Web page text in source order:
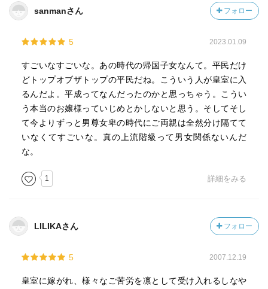
sanmanさん フォロー
5 2023.01.09
すごいなすごいな。あの時代の帰国子女なんて。平民だけ
どトップオブザトップの平民だね。こういう人が皇室に入
るんだよ。平成ってなんだったのかと思っちゃう。こうい
う本当のお嬢様っていじめとかしないと思う。そしてそし
て今よりずっと男尊女卑の時代にご両親は全然分け隔てて
いなくてすごいな。真の上流階級って男女関係ないんだ
な。
1 詳細をみる
LILIKAさん フォロー
5 2007.12.19
皇室に嫁がれ、様々なご苦労を凛として受け入れるしなや